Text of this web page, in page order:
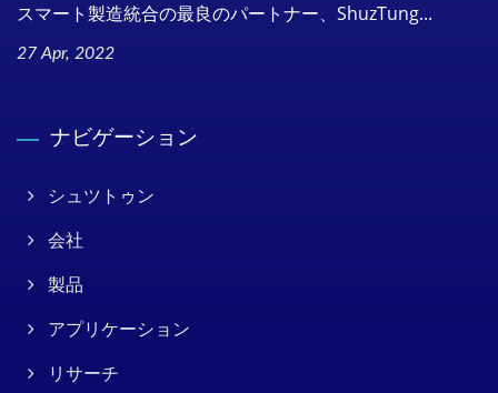
スマート製造統合の最良のパートナー、ShuzTung...
27 Apr, 2022
ナビゲーション
シュツトゥン
会社
製品
アプリケーション
リサーチ